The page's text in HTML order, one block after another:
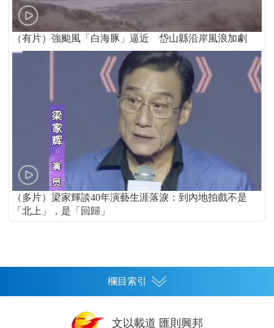
（有片）強颱風「白海豚」逼近 岱山縣沿岸風浪加劇
（多片）梁家輝談40年演藝生涯落淚：到內地拍戲不是
「北上」，是「回歸」
欄目索引
文以載道 匯則興邦